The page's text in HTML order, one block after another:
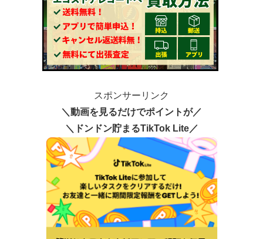
スポンサーリンク
＼動画を見るだけでポイントが／
＼ドンドン貯まるTikTok Lite／